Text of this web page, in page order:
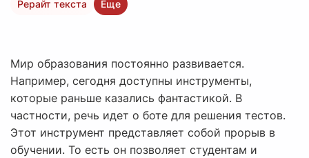
Рерайт текста
Еще
Мир образования постоянно развивается.
Например, сегодня доступны инструменты,
которые раньше казались фантастикой. В
частности, речь идет о боте для решения тестов.
Этот инструмент представляет собой прорыв в
обучении. То есть он позволяет студентам и